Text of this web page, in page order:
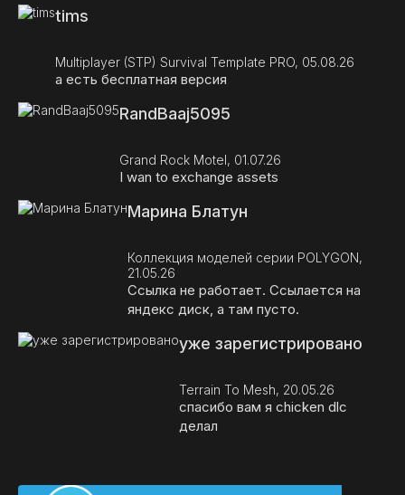
tims
Multiplayer (STP) Survival Template PRO, 05.08.26
а есть бесплатная версия
RandBaaj5095
Grand Rock Motel, 01.07.26
I wan to exchange assets
Марина Блатун
Коллекция моделей серии POLYGON,
21.05.26
Ссылка не работает. Ссылается на
яндекс диск, а там пусто.
уже зарегистрировано
Terrain To Mesh, 20.05.26
спасибо вам я chicken dlc
делал